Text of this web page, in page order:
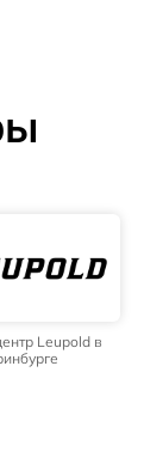
Leupold в